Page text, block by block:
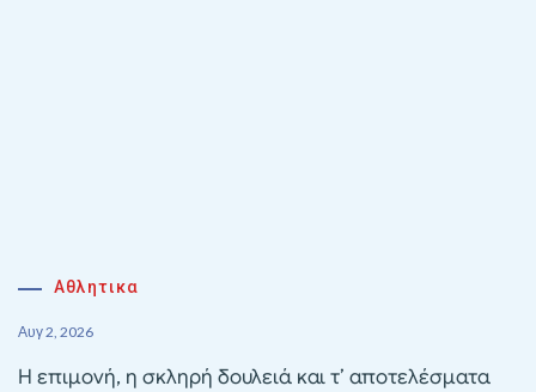
Αθλητικα
Αυγ 2, 2026
Η επιμονή, η σκληρή δουλειά και τ’ αποτελέσματα